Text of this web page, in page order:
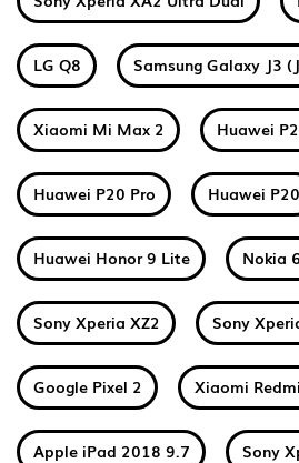
LG Q8 Samsung Galaxy J3
Xiaomi Mi Max 2 Huawei
Huawei P20 Pro Huawei P20
Huawei Honor 9 Lite Nokia
Sony Xperia XZ2 Sony
Google Pixel 2 Xiaomi
Apple iPad 2018 9.7 Sony